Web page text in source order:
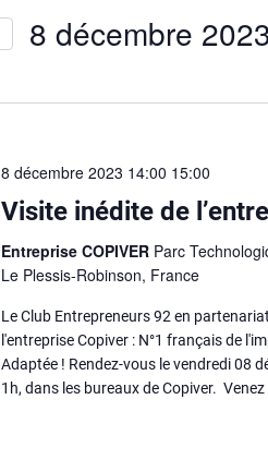
8 décembre 2023
8 décembre 2023 14:00 15:00
Visite inédite de
Entreprise COPIVER Parc
Le Plessis-Robinson, France
Le Club Entrepreneurs 92 en
l'entreprise Copiver : N°1 français de
Adaptée ! Rendez-vous le vendredi 08
1h, dans les bureaux de Copiver.